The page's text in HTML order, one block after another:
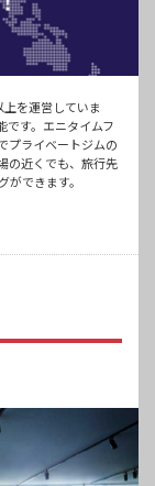
を運営していま
です。エニタイムフ
プライベートジムの
の近くでも、旅行先
できます。